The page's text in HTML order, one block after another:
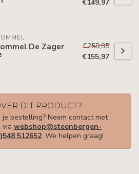
€149,97
De Zager
€259,95
€155,97
DIT PRODUCT?
bestelling? Neem contact met
via webshop@steenbergen-
512652. We helpen graag!